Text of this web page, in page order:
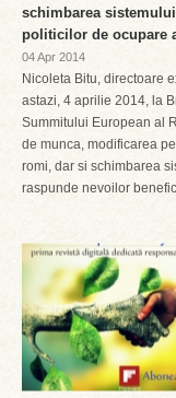
schimbarea
politicilor de ocupare
04 Apr 2014
Nicoleta Bitu, directoare
astazi, 4 aprilie 2014, la
Summitului European al
de munca, modificarea
romi, dar si schimbarea
raspunde nevoilor